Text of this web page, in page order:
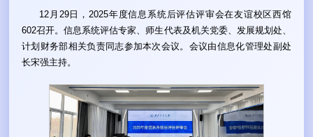
12月29日，2025年度信息系统后评估评审会在友谊校区西馆
602召开。信息系统评估专家、师生代表及机关党委、发展规划处、
计划财务部相关负责同志参加本次会议。会议由信息化管理处副处
长宋强主持。